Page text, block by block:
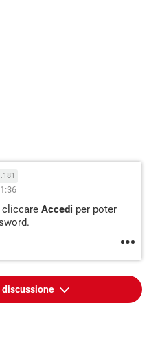
cliccare Accedi per poter